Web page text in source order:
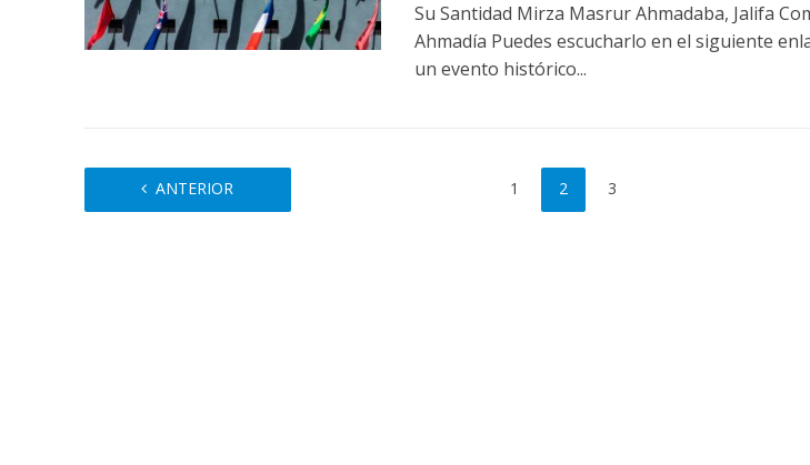
Su Santidad Mirza Masrur Ahmadaba, Jalifa
Ahmadía Puedes escucharlo en el siguiente
un evento histórico...
ANTERIOR 1 2 3